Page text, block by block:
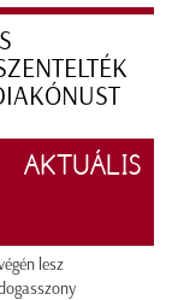
AKTUÁLIS